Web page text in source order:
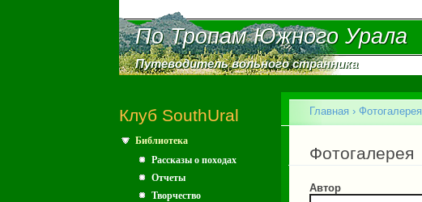
По Тропам Южного Урала
По Тропам Южного Урала
Путеводитель вольного странника
Путеводитель вольного странника
Клуб SouthUral
Библиотека
Рассказы о походах
Отчеты
Творчество
Вы здесь
Главная › Фотогалерея
Фотогалерея
Автор